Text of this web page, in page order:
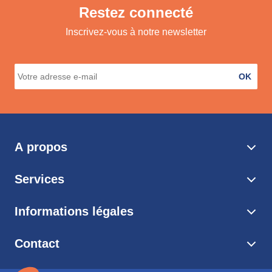
Restez connecté
Inscrivez-vous à notre newsletter
OK
A propos
Services
Informations légales
Contact